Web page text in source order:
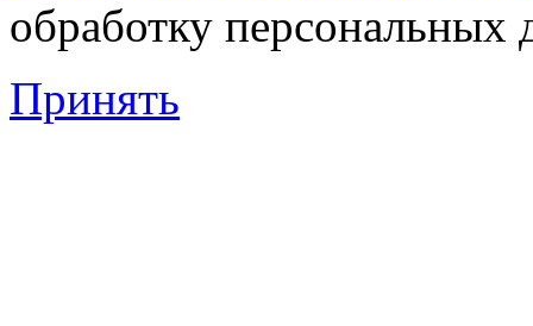
обработку персональных
Принять